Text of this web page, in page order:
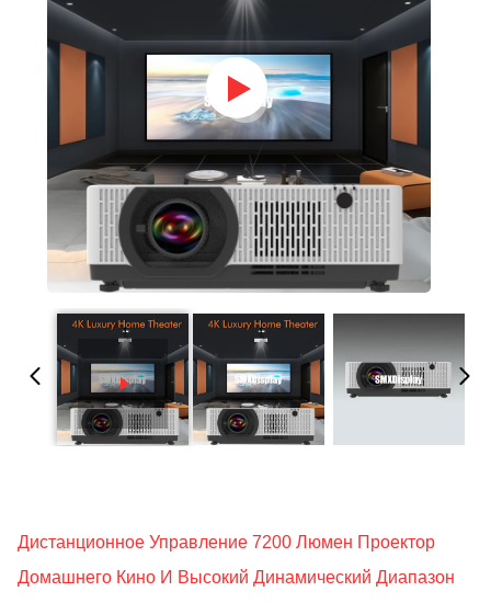
Дистанционное Управление 7200 Люмен Проектор
Домашнего Кино И Высокий Динамический Диапазон